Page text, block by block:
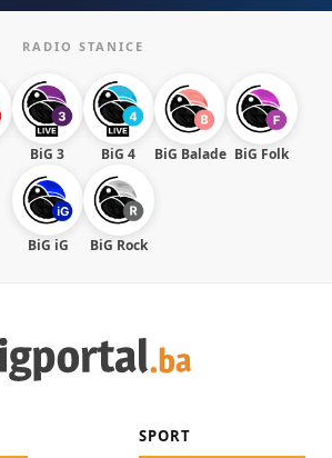
RADIO STANICE
BiG 3 BiG 4 BiG Balade BiG Folk
BiG iG BiG Rock
SPORT